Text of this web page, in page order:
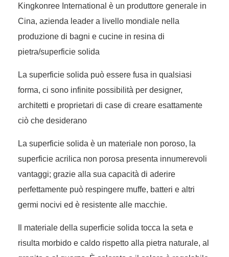
Kingkonree International è un produttore generale in
Cina, azienda leader a livello mondiale nella
produzione di bagni e cucine in resina di
pietra/superficie solida
La superficie solida può essere fusa in qualsiasi
forma, ci sono infinite possibilità per designer,
architetti e proprietari di case di creare esattamente
ciò che desiderano
La superficie solida è un materiale non poroso, la
superficie acrilica non porosa presenta innumerevoli
vantaggi; grazie alla sua capacità di aderire
perfettamente può respingere muffe, batteri e altri
germi nocivi ed è resistente alle macchie.
Il materiale della superficie solida tocca la seta e
risulta morbido e caldo rispetto alla pietra naturale, al